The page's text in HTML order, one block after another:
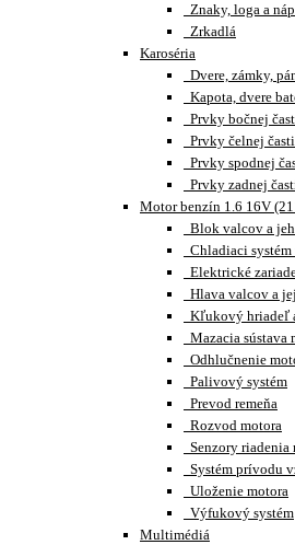
Znaky, loga a
Zrkadlá
Karoséria
Dvere, zámky,
Kapota, dvere
Prvky bočnej
Prvky čelnej
Prvky spodnej
Prvky zadnej
Motor benzín 1.6 16V
Blok valcov a
Chladiaci systém
Elektrické
Hlava valcov a
Kľukový hriadeľ
Mazacia sústava
Odhlučnenie
Palivový systém
Prevod remeňa
Rozvod motora
Senzory riadenia
Systém prívodu
Uloženie motora
Výfukový systém
Multimédiá